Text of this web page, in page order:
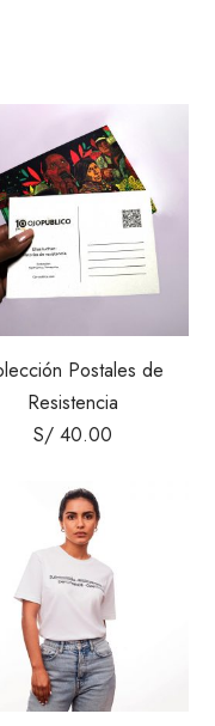
Postales de
Resistencia
S/40.00